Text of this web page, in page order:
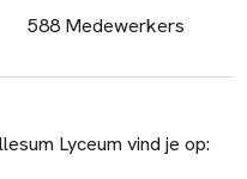
588 Medewerkers
Lyceum vind je op: